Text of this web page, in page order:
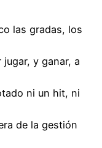
las gradas, los
y ganar, a
ni un hit, ni
de la gestión